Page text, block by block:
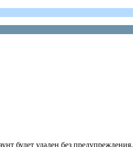
будет удален без предупреждения.